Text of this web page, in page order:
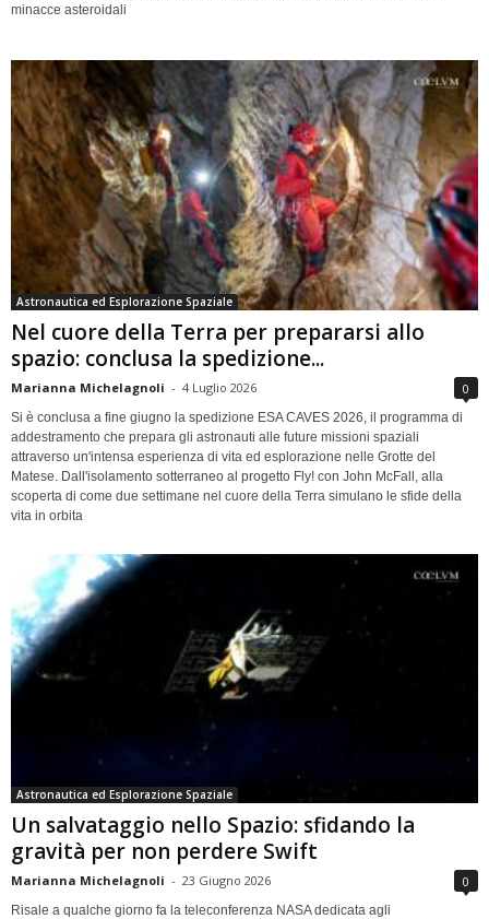
minacce asteroidali
Astronautica ed Esplorazione Spaziale
Nel cuore della Terra per prepararsi allo
spazio: conclusa la spedizione...
Marianna Michelagnoli - 4 Luglio 2026 0
Si è conclusa a fine giugno la spedizione ESA CAVES 2026, il programma di
addestramento che prepara gli astronauti alle future missioni spaziali
attraverso un'intensa esperienza di vita ed esplorazione nelle Grotte del
Matese. Dall'isolamento sotterraneo al progetto Fly! con John McFall, alla
scoperta di come due settimane nel cuore della Terra simulano le sfide della
vita in orbita
Astronautica ed Esplorazione Spaziale
Un salvataggio nello Spazio: sfidando la
gravità per non perdere Swift
Marianna Michelagnoli - 23 Giugno 2026 0
Risale a qualche giorno fa la teleconferenza NASA dedicata agli